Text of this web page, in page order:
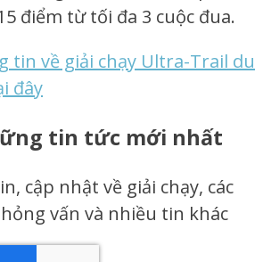
điểm từ tối đa 3 cuộc đua.
tin về giải chạy Ultra-Trail du
đây
tin tức mới nhất
cập nhật về giải chạy, các
vấn và nhiều tin khác